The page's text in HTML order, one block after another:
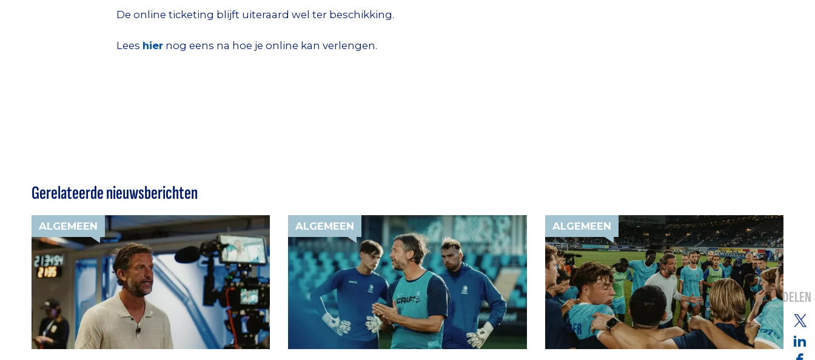
De online ticketing blijft uiteraard wel ter beschikking.
Lees hier nog eens na hoe je online kan verlengen.
Gerelateerde nieuwsberichten
ALGEMEEN ALGEMEEN ALGEMEEN
DELEN